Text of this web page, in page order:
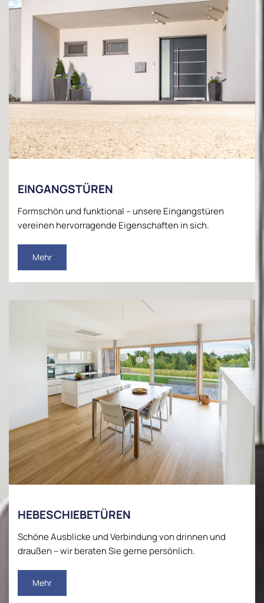
EINGANGSTÜREN
Formschön und funktional – unsere Eingangstüren
vereinen hervorragende Eigenschaften in sich.
Mehr
HEBESCHIEBETÜREN
Schöne Ausblicke und Verbindung von drinnen und
draußen – wir beraten Sie gerne persönlich.
Mehr